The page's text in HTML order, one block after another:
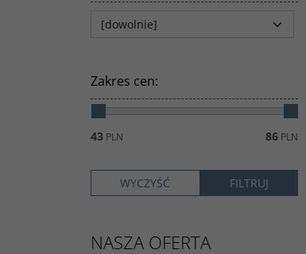
Zakres cen:
43 PLN 86 PLN
NASZA OFERTA